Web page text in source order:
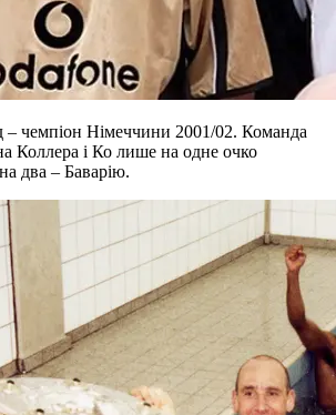
– чемпіон Німеччини 2001/02. Команда
Коллера і Ко лише на одне очко
два – Баварію.